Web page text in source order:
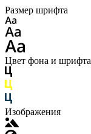
Размер шрифта
Цвет фона и шрифта
Изображения